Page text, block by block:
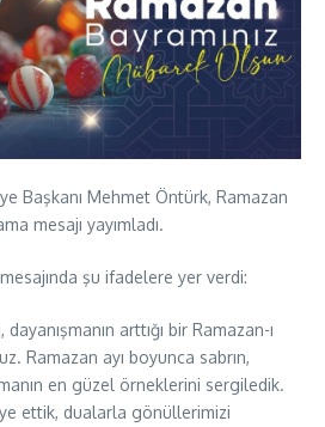
Başkanı Mehmet Öntürk, Ramazan
mesajı yayımladı.
şu ifadelere yer verdi:
arttığı bir Ramazan-ı
Ramazan ayı boyunca sabrın,
en güzel örneklerini sergiledik.
ettik, dualarla gönüllerimizi